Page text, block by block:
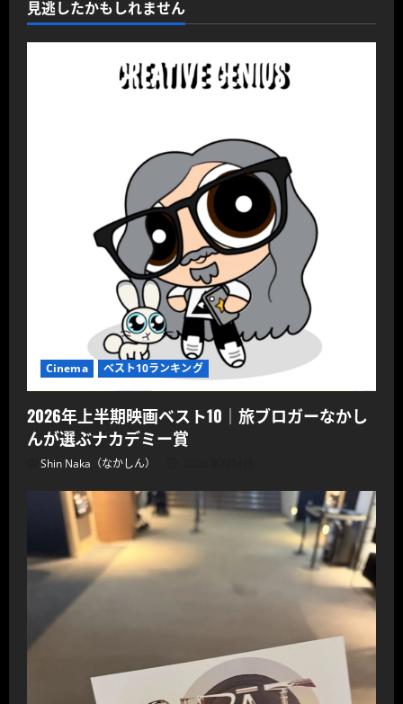
見逃したかもしれません
Cinema ベスト10ランキング
2026年上半期映画ベスト10｜旅ブロガーなかし
んが選ぶナカデミー賞
Shin Naka（なかしん）